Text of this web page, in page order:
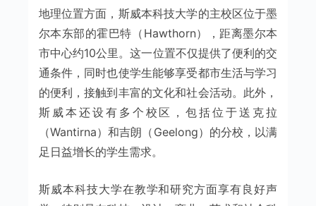
地理位置方面，斯威本科技大学的主校区位于墨
尔本东部的霍巴特（Hawthorn），距离墨尔本
市中心约10公里。这一位置不仅提供了便利的交
通条件，同时也使学生能够享受都市生活与学习
的便利，接触到丰富的文化和社会活动。此外，
斯威本还设有多个校区，包括位于送克拉
（Wantirna）和吉朗（Geelong）的分校，以满
足日益增长的学生需求。
斯威本科技大学在教学和研究方面享有良好声